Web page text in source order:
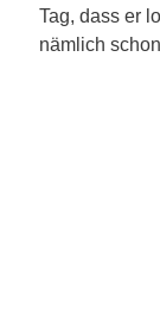
Tag, dass er
nämlich